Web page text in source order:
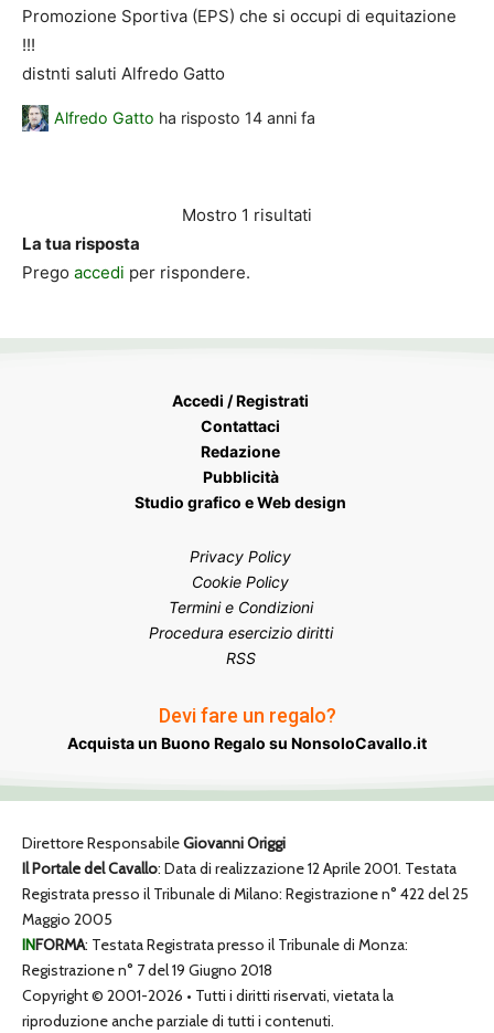
Promozione Sportiva (EPS) che si occupi di equitazione
!!!
distnti saluti Alfredo Gatto
Alfredo Gatto ha risposto 14 anni fa
Mostro 1 risultati
La tua risposta
Prego accedi per rispondere.
Accedi / Registrati
Contattaci
Redazione
Pubblicità
Studio grafico e Web design
Privacy Policy
Cookie Policy
Termini e Condizioni
Procedura esercizio diritti
RSS
Devi fare un regalo?
Acquista un Buono Regalo su NonsoloCavallo.it
Direttore ResponsabileGiovanni Origgi
Il Portale del Cavallo: Data di realizzazione 12 Aprile 2001. Testata
Registrata presso il Tribunale di Milano: Registrazione n° 422 del 25
Maggio 2005
INFORMA: Testata Registrata presso il Tribunale di Monza:
Registrazione n° 7 del 19 Giugno 2018
Copyright © 2001-2026 • Tutti i diritti riservati, vietata la
riproduzione anche parziale di tutti i contenuti.